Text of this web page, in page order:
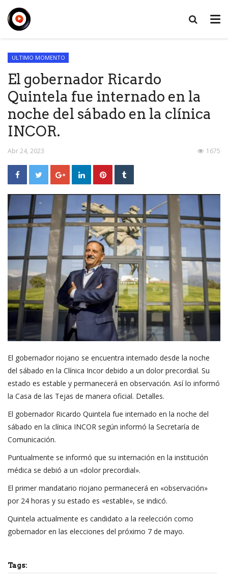
ULTIMO MOMENTO
El gobernador Ricardo
Quintela fue internado en la
noche del sábado en la clínica
INCOR.
Abr 24, 2023 1675
El gobernador riojano se encuentra internado desde la noche
del sábado en la Clínica Incor debido a un dolor precordial. Su
estado es estable y permanecerá en observación. Así lo informó
la Casa de las Tejas de manera oficial. Detalles.
El gobernador Ricardo Quintela fue internado en la noche del
sábado en la clínica INCOR según informó la Secretaría de
Comunicación.
Puntualmente se informó que su internación en la institución
médica se debió a un «dolor precordial».
El primer mandatario riojano permanecerá en «observación»
por 24 horas y su estado es «estable», se indicó.
Quintela actualmente es candidato a la reelección como
gobernador en las elecciones del próximo 7 de mayo.
Tags: